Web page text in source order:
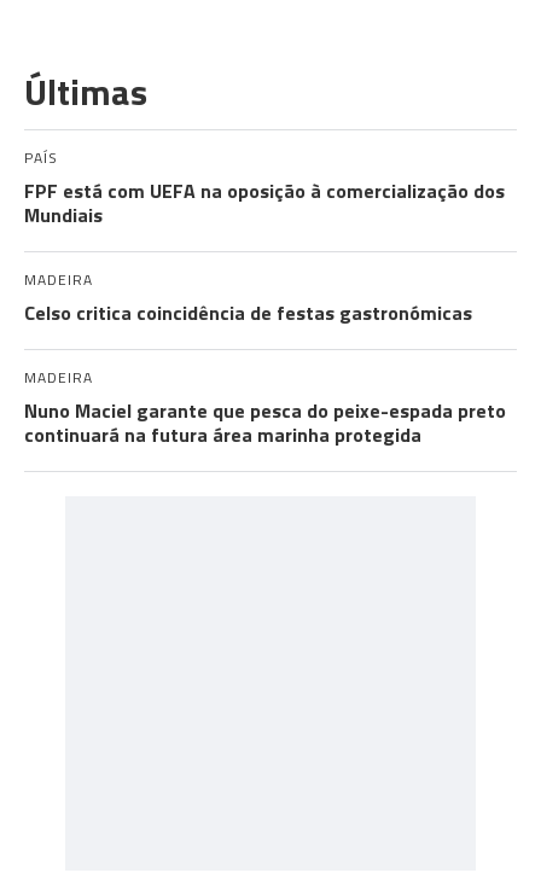
Últimas
PAÍS
FPF está com UEFA na oposição à comercialização dos
Mundiais
MADEIRA
Celso critica coincidência de festas gastronómicas
MADEIRA
Nuno Maciel garante que pesca do peixe-espada preto
continuará na futura área marinha protegida